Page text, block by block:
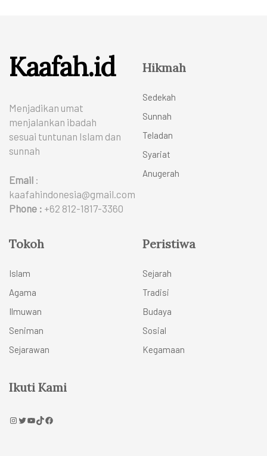
Kaafah.id
Menjadikan umat
menjalankan ibadah
sesuai tuntunan Islam dan
sunnah
Email :
kaafahindonesia@gmail.com
Phone : +62 812-1817-3360
Hikmah
Sedekah
Sunnah
Teladan
Syariat
Anugerah
Tokoh
Islam
Agama
Ilmuwan
Seniman
Sejarawan
Peristiwa
Sejarah
Tradisi
Budaya
Sosial
Kegamaan
Ikuti Kami